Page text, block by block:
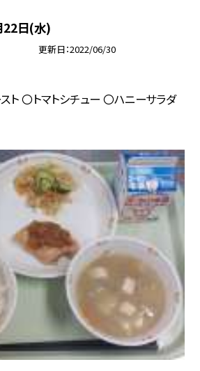
22日(水)
更新日 2022/06/30
ト 〇トマトシチュー 〇ハニーサラダ